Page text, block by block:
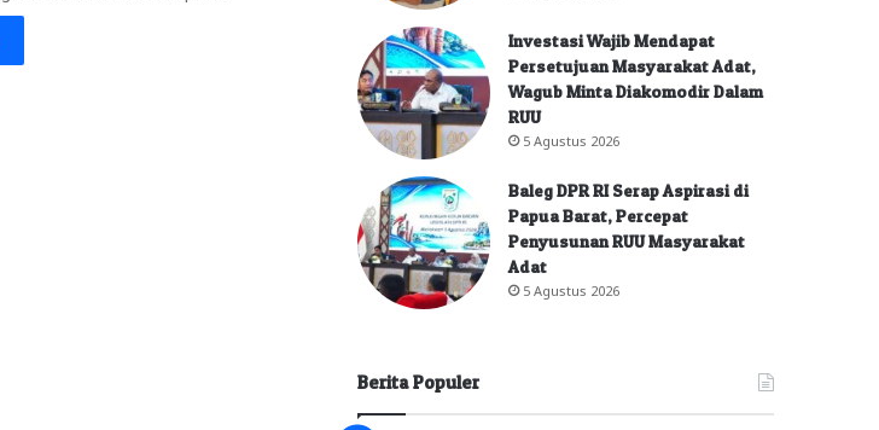
Investasi Wajib Mendapat
Persetujuan Masyarakat Adat,
Wagub Minta Diakomodir Dalam
RUU
5 Agustus 2026
Baleg DPR RI Serap Aspirasi di
Papua Barat, Percepat
Penyusunan RUU Masyarakat
Adat
5 Agustus 2026
Berita Populer